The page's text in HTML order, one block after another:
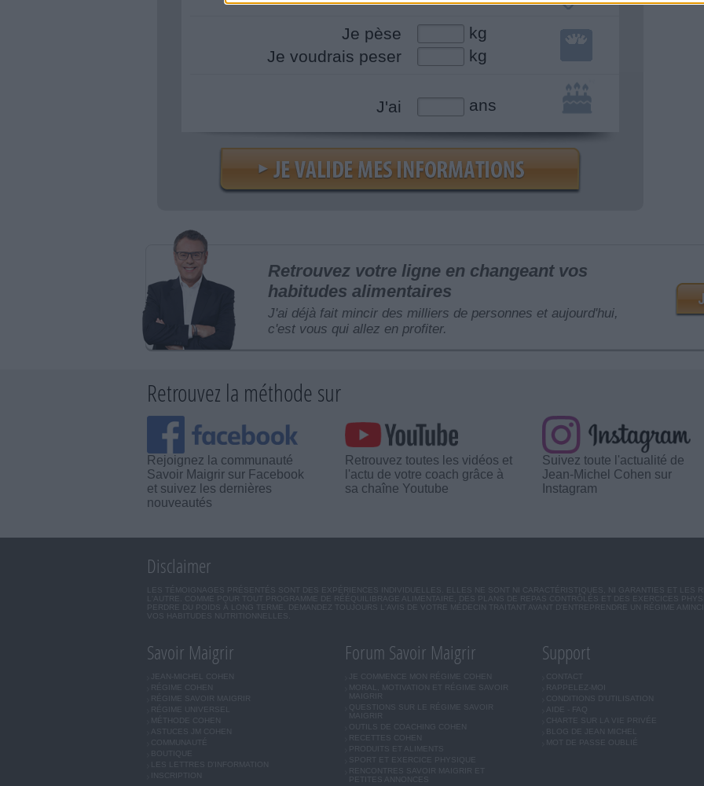
Je pèse
kg
Je voudrais peser
kg
J'ai ans
Retrouvez votre ligne en changeant vos
habitudes alimentaires
J'ai déjà fait mincir des milliers de personnes et aujourd'hui,
c'est vous qui allez en profiter.
Retrouvez la méthode sur
Rejoignez la communauté
Savoir Maigrir sur Facebook
et suivez les dernières
nouveautés
Retrouvez toutes les vidéos et
l'actu de votre coach grâce à
sa chaîne Youtube
Suivez toute l'actualité de
Jean-Michel Cohen sur
Instagram
Disclaimer
LES TÉMOIGNAGES PRÉSENTÉS SONT DES EXPÉRIENCES INDIVIDUELLES. ELLES NE SONT NI CARACTÉRISTIQUES, NI GARANTIES ET LES
L'AUTRE. COMME POUR TOUT PROGRAMME DE RÉÉQUILIBRAGE ALIMENTAIRE, DES PLANS DE REPAS CONTRÔLÉS ET DES EXERCICES
PERDRE DU POIDS À LONG TERME. DEMANDEZ TOUJOURS L'AVIS DE VOTRE MÉDECIN TRAITANT AVANT D'ENTREPRENDRE UN RÉGIME
VOS HABITUDES NUTRITIONNELLES.
Savoir Maigrir
JEAN-MICHEL COHEN
RÉGIME COHEN
RÉGIME SAVOIR MAIGRIR
RÉGIME UNIVERSEL
MÉTHODE COHEN
ASTUCES JM COHEN
COMMUNAUTÉ
BOUTIQUE
LES LETTRES D'INFORMATION
INSCRIPTION
Forum Savoir Maigrir
JE COMMENCE MON RÉGIME COHEN
MORAL, MOTIVATION ET RÉGIME SAVOIR
MAIGRIR
QUESTIONS SUR LE RÉGIME SAVOIR
MAIGRIR
OUTILS DE COACHING COHEN
RECETTES COHEN
PRODUITS ET ALIMENTS
SPORT ET EXERCICE PHYSIQUE
RENCONTRES SAVOIR MAIGRIR ET
PETITES ANNONCES
Support
CONTACT
RAPPELEZ-MOI
CONDITIONS D'UTILISATION
AIDE - FAQ
CHARTE SUR LA VIE PRIVÉE
BLOG DE JEAN MICHEL
MOT DE PASSE OUBLIÉ